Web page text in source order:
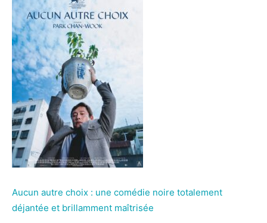
Aucun autre choix : une comédie noire totalement
déjantée et brillamment maîtrisée